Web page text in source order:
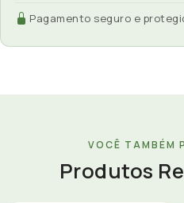
Pagamento seguro e
VOCÊ TAMBÉM
Produtos